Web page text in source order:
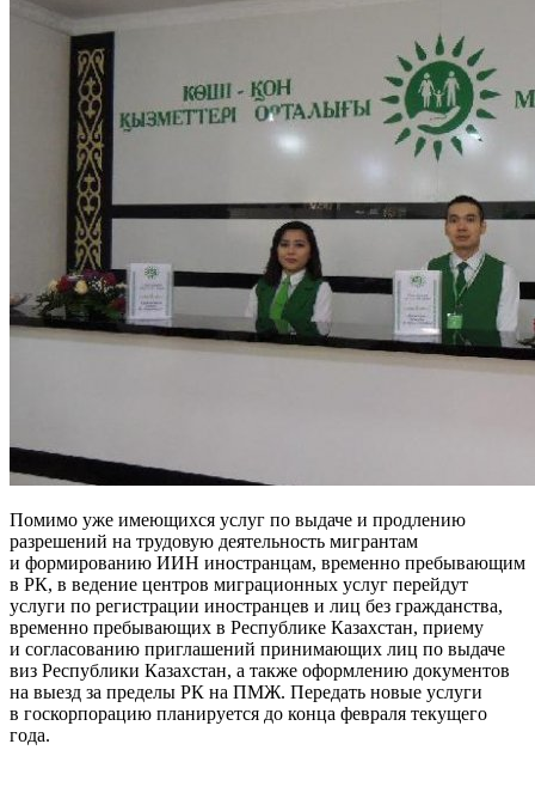
Помимо уже имеющихся услуг по выдаче и продлению
разрешений на трудовую деятельность мигрантам
и формированию ИИН иностранцам, временно пребывающим
в РК, в ведение центров миграционных услуг перейдут
услуги по регистрации иностранцев и лиц без гражданства,
временно пребывающих в Республике Казахстан, приему
и согласованию приглашений принимающих лиц по выдаче
виз Республики Казахстан, а также оформлению документов
на выезд за пределы РК на ПМЖ. Передать новые услуги
в госкорпорацию планируется до конца февраля текущего
года.